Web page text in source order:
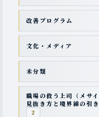
改善プログラム
文化・メディア
未分類
職場の救う上司（メサ
見抜き方と境界線の引
2